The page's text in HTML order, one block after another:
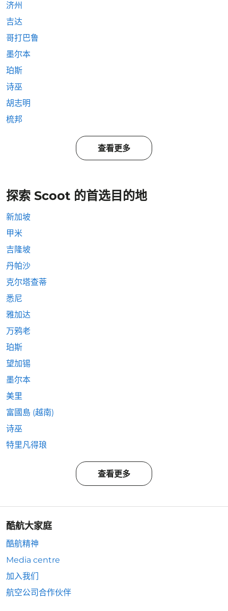
济州
吉达
哥打巴鲁
墨尔本
珀斯
诗巫
胡志明
梳邦
查看更多
探索 Scoot 的首选目的地
新加坡
甲米
吉隆坡
丹帕沙
克尔塔查蒂
悉尼
雅加达
万鸦老
珀斯
望加锡
墨尔本
美里
富國島 (越南)
诗巫
特里凡得琅
查看更多
酷航大家庭
酷航精神
Media centre
加入我们
航空公司合作伙伴